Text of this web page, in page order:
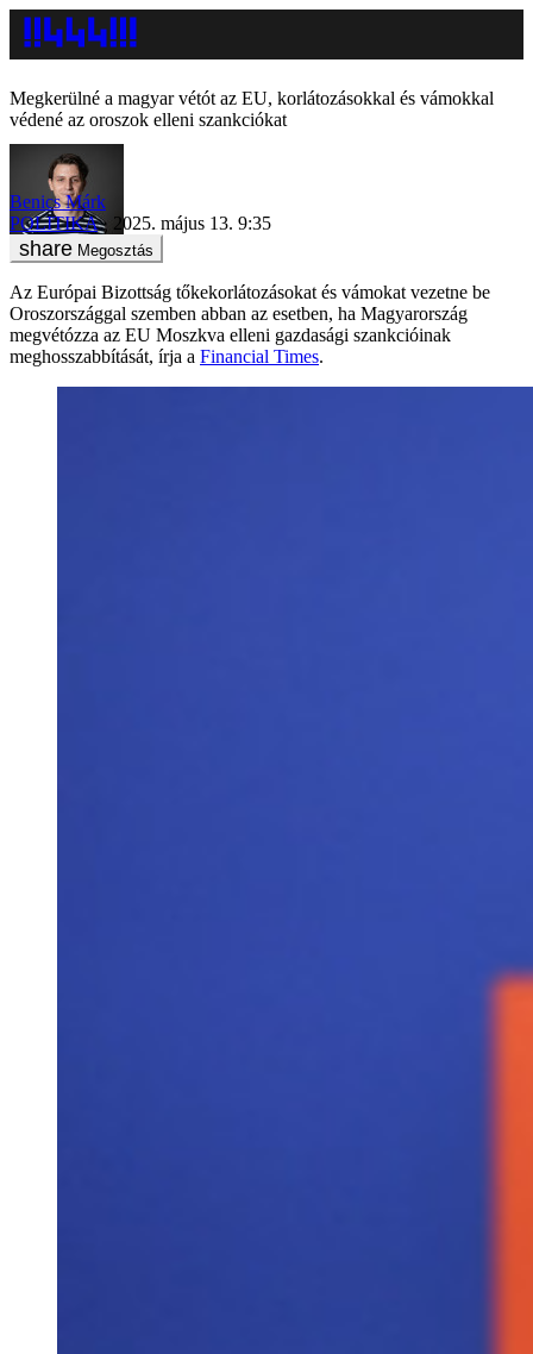
Megkerülné a magyar vétót az EU, korlátozásokkal és vámokkal
védené az oroszok elleni szankciókat
Benics Márk
POLITIKA
2025. május 13. 9:35
Megosztás
Az Európai Bizottság tőkekorlátozásokat és vámokat vezetne be
Oroszországgal szemben abban az esetben, ha Magyarország
megvétózza az EU Moszkva elleni gazdasági szankcióinak
meghosszabbítását, írja a Financial Times.